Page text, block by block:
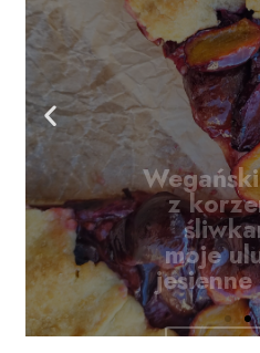
z
moje
Kliknij